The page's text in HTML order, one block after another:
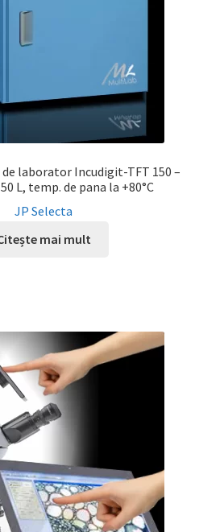
laborator Incudigit-TFT 150 –
L, temp. de pana la +80°C
JP Selecta
mai mult